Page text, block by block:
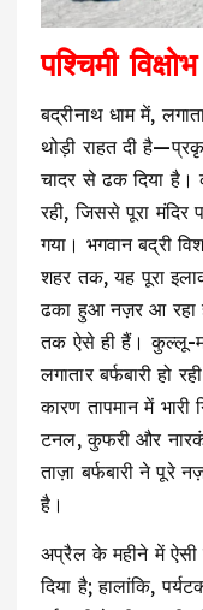
पश्चिमी
बद्रीनाथ धाम में,
थोड़ी राहत दी
चादर से ढक दिया है।
रही, जिससे पूरा
गया। भगवान बद्री
शहर तक, यह पूरा
ढका हुआ नज़र आ रहा
तक ऐसे ही हैं। कुल्लू-
लगातार बर्फबारी हो
कारण तापमान में भारी
टनल, कुफरी और
ताज़ा बर्फबारी ने पूरे
है।
अप्रैल के महीने में ऐसी
दिया है; हालांकि,